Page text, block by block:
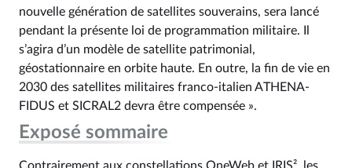
nouvelle génération de satellites souverains, sera lancé
pendant la présente loi de programmation militaire. Il
s’agira d’un modèle de satellite patrimonial,
géostationnaire en orbite haute. En outre, la fin de vie en
2030 des satellites militaires franco-italien ATHENA-
FIDUS et SICRAL2 devra être compensée ».
Exposé sommaire